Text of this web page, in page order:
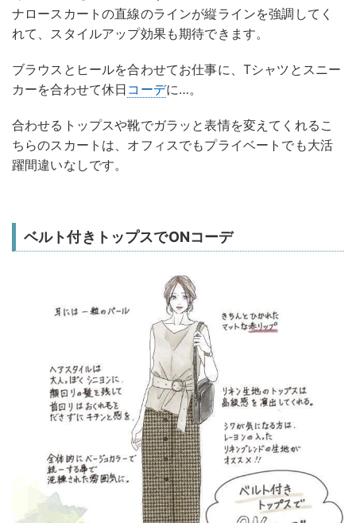
ナロースカートの直線のラインが縦ラインを強調してく
れて、スタイルアップ効果も期待できます。
ブラウスとヒールを合わせてお仕事に、Tシャツとスニー
カーを合わせて休日 コーデに…。
合わせるトップスや靴でガラッと表情を変えてくれるこ
ちらのスカートは、オフィスでもプライベートでも大活
躍間違いなしです。
ベルト付きトップスでONコーデ